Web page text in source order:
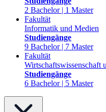
2 Bachelor | 1 Master
Fakultät
Informatik und Medien
Studiengänge
9 Bachelor | 7 Master
Fakultät
Wirtschaftswissenschaft
Studiengänge
6 Bachelor | 5 Master